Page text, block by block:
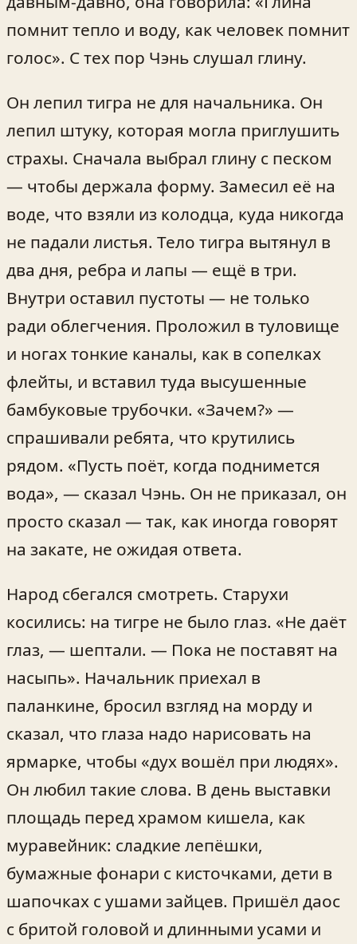
помнит тепло и воду, как человек помнит
голос». С тех пор Чэнь слушал глину.
Он лепил тигра не для начальника. Он
лепил штуку, которая могла приглушить
страхы. Сначала выбрал глину с песком
— чтобы держала форму. Замесил её на
воде, что взяли из колодца, куда никогда
не падали листья. Тело тигра вытянул в
два дня, ребра и лапы — ещё в три.
Внутри оставил пустоты — не только
ради облегчения. Проложил в туловище
и ногах тонкие каналы, как в сопелках
флейты, и вставил туда высушенные
бамбуковые трубочки. «Зачем?» —
спрашивали ребята, что крутились
рядом. «Пусть поёт, когда поднимется
вода», — сказал Чэнь. Он не приказал, он
просто сказал — так, как иногда говорят
на закате, не ожидая ответа.
Народ сбегался смотреть. Старухи
косились: на тигре не было глаз. «Не даёт
глаз, — шептали. — Пока не поставят на
насыпь». Начальник приехал в
паланкине, бросил взгляд на морду и
сказал, что глаза надо нарисовать на
ярмарке, чтобы «дух вошёл при людях».
Он любил такие слова. В день выставки
площадь перед храмом кишела, как
муравейник: сладкие лепёшки,
бумажные фонари с кисточками, дети в
шапочках с ушами зайцев. Пришёл даос
с бритой головой и длинными усами и